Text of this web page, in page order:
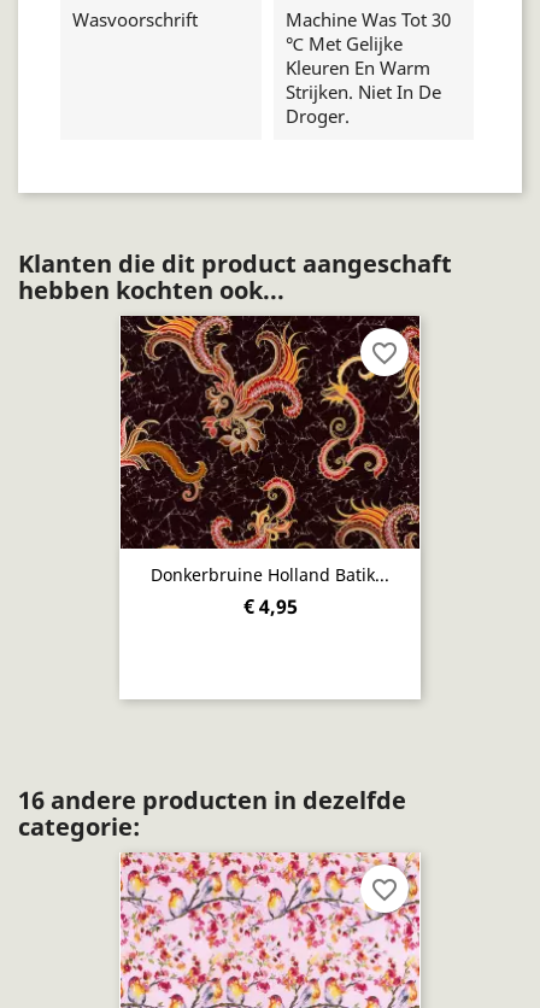
Wasvoorschrift
Machine Was Tot 30
℃ Met Gelijke
Kleuren En Warm
Strijken. Niet In De
Droger.
Klanten die dit product aangeschaft
hebben kochten ook...
Donkerbruine Holland Batik...
€ 4,95
favorite_border
16 andere producten in dezelfde
categorie:
favorite_border